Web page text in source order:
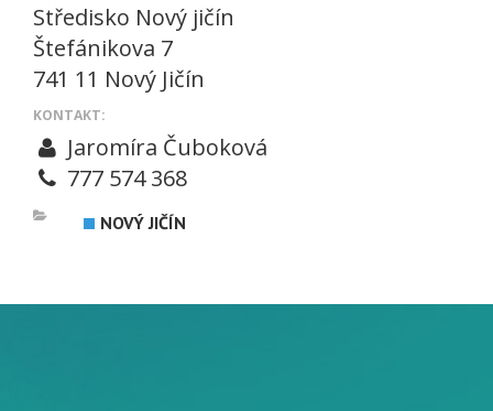
Středisko Nový jičín
Štefánikova 7
741 11 Nový Jičín
KONTAKT:
Jaromíra Čuboková
777 574 368
NOVÝ JIČÍN